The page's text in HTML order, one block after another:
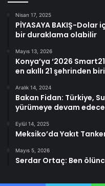
Nisan 17, 2025
PİYASAYA BAKIŞ-
bir duraklama olabilir
Mayıs 13, 2026
Konya’ya ‘2026
en akıllı 21 şehrinden
Aralık 14, 2024
Bakan Fidan: Türkiye,
yürümeye devam
Eylül 14, 2025
Meksiko’da Yakıt
Mayıs 5, 2026
Serdar Ortaç: Ben